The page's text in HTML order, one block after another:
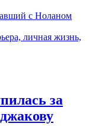
с Ноланом
личная жизнь,
за